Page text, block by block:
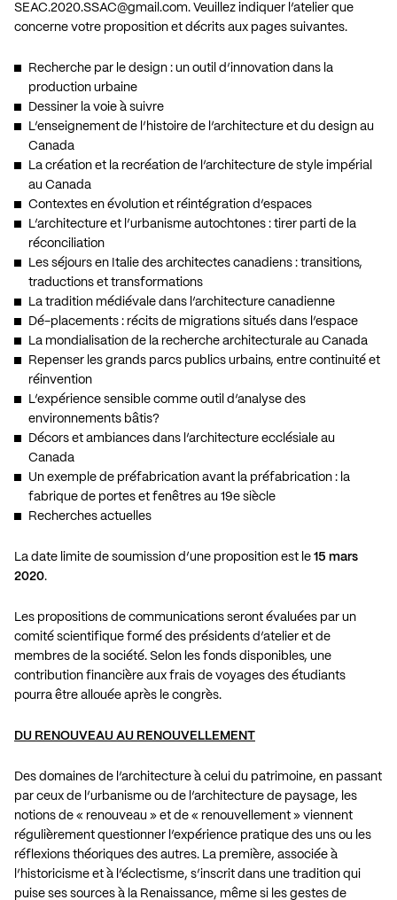
SEAC.2020.SSAC@gmail.com. Veuillez indiquer l’atelier que
concerne votre proposition et décrits aux pages suivantes.
Recherche par le design : un outil d’innovation dans la
production urbaine
Dessiner la voie à suivre
L’enseignement de l’histoire de l’architecture et du design au
Canada
La création et la recréation de l’architecture de style impérial
au Canada
Contextes en évolution et réintégration d’espaces
L’architecture et l’urbanisme autochtones : tirer parti de la
réconciliation
Les séjours en Italie des architectes canadiens : transitions,
traductions et transformations
La tradition médiévale dans l’architecture canadienne
Dé-placements : récits de migrations situés dans l’espace
La mondialisation de la recherche architecturale au Canada
Repenser les grands parcs publics urbains, entre continuité et
réinvention
L’expérience sensible comme outil d’analyse des
environnements bâtis?
Décors et ambiances dans l’architecture ecclésiale au
Canada
Un exemple de préfabrication avant la préfabrication : la
fabrique de portes et fenêtres au 19e siècle
Recherches actuelles
La date limite de soumission d’une proposition est le 15 mars
2020.
Les propositions de communications seront évaluées par un
comité scientifique formé des présidents d’atelier et de
membres de la société. Selon les fonds disponibles, une
contribution financière aux frais de voyages des étudiants
pourra être allouée après le congrès.
DU RENOUVEAU AU RENOUVELLEMENT
Des domaines de l’architecture à celui du patrimoine, en passant
par ceux de l’urbanisme ou de l’architecture de paysage, les
notions de « renouveau » et de « renouvellement » viennent
régulièrement questionner l’expérience pratique des uns ou les
réflexions théoriques des autres. La première, associée à
l’historicisme et à l’éclectisme, s’inscrit dans une tradition qui
puise ses sources à la Renaissance, même si les gestes de